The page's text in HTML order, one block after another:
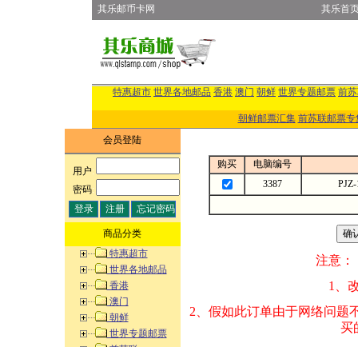
其乐邮币卡网 其乐首
特惠超市 世界各地邮品 香港 澳门 朝鲜 世界专题邮票 前
朝鲜邮票汇集 前苏联邮票专
会员登陆
用户:
密码:
商品分类
特惠超市
世界各地邮品
香港
澳门
朝鲜
世界专题邮票
购买
电脑编号
3387
注意：
1、改变商品数量
2、假如此订单由
买的邮品的“